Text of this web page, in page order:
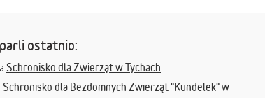
ostatnio:
Schronisko dla Zwierząt w Tychach
Schronisko dla Bezdomnych Zwierząt "Kundelek" w